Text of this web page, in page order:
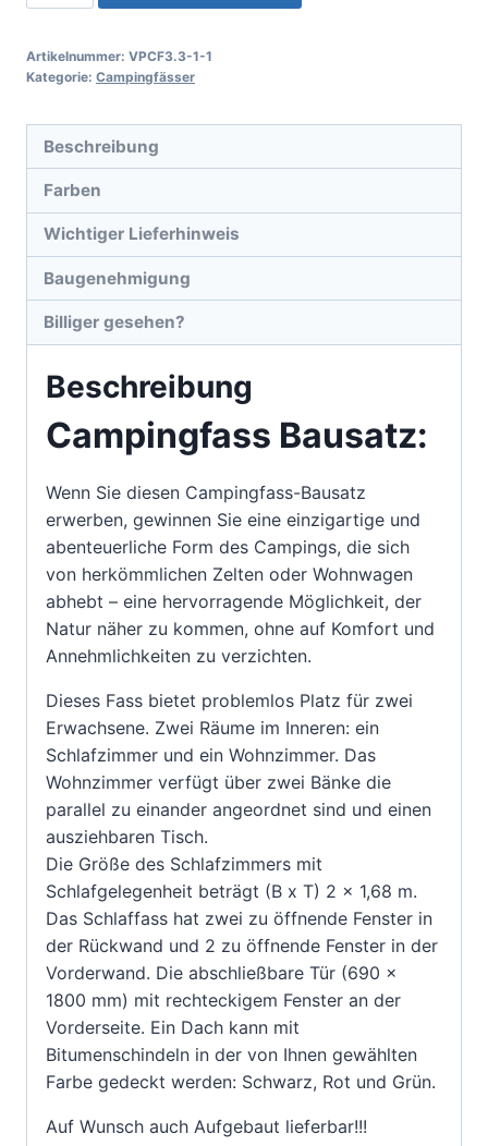
Artikelnummer: VPCF3.3-1-1
Kategorie: Campingfässer
Beschreibung
Farben
Wichtiger Lieferhinweis
Baugenehmigung
Billiger gesehen?
Beschreibung
Campingfass Bausatz:
Wenn Sie diesen Campingfass-Bausatz
erwerben, gewinnen Sie eine einzigartige und
abenteuerliche Form des Campings, die sich
von herkömmlichen Zelten oder Wohnwagen
abhebt – eine hervorragende Möglichkeit, der
Natur näher zu kommen, ohne auf Komfort und
Annehmlichkeiten zu verzichten.
Dieses Fass bietet problemlos Platz für zwei
Erwachsene. Zwei Räume im Inneren: ein
Schlafzimmer und ein Wohnzimmer. Das
Wohnzimmer verfügt über zwei Bänke die
parallel zu einander angeordnet sind und einen
ausziehbaren Tisch.
Die Größe des Schlafzimmers mit
Schlafgelegenheit beträgt (B x T) 2 x 1,68 m.
Das Schlaffass hat zwei zu öffnende Fenster in
der Rückwand und 2 zu öffnende Fenster in der
Vorderwand. Die abschließbare Tür (690 x
1800 mm) mit rechteckigem Fenster an der
Vorderseite. Ein Dach kann mit
Bitumenschindeln in der von Ihnen gewählten
Farbe gedeckt werden: Schwarz, Rot und Grün.
Auf Wunsch auch Aufgebaut lieferbar!!!